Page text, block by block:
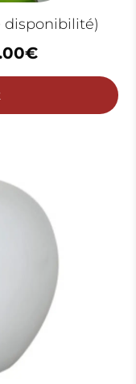
disponibilité)
€Plage
de
42.00€